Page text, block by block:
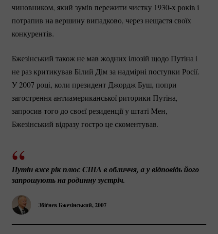
чиновником, який зумів пережити чистку 1930-х років і
потрапив на вершину випадково, через нещастя своїх
конкурентів.
Бжезінський також не мав жодних ілюзій щодо Путіна і
не раз критикував Білий Дім за надмірні поступки Росії.
У 2007 році, коли президент Джордж Буш, попри
загострення антиамериканської риторики Путіна,
запросив того до своєї резиденції у штаті Мен,
Бжезінський відразу гостро це скоментував.
Збіґнєв Бжезінський, 2007
Путін вже рік плює США в обличчя, а у відповідь його
запрошують на родинну зустріч.